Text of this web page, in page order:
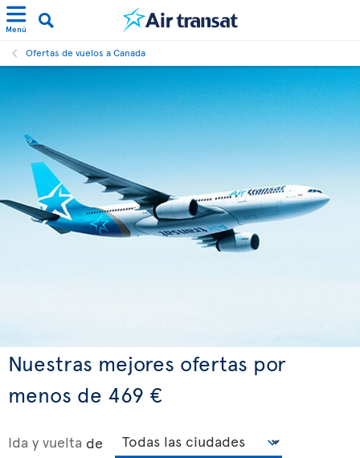
Menú
Ofertas de vuelos a Canada
Nuestras mejores ofertas por
menos de 469 €
Ida y vuelta de